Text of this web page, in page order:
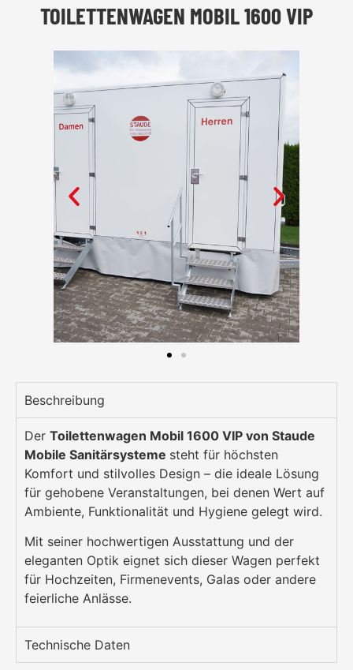
TOILETTENWAGEN MOBIL 1600 VIP
Beschreibung
Der Toilettenwagen Mobil 1600 VIP von Staude
Mobile Sanitärsysteme steht für höchsten
Komfort und stilvolles Design – die ideale Lösung
für gehobene Veranstaltungen, bei denen Wert auf
Ambiente, Funktionalität und Hygiene gelegt wird.
Mit seiner hochwertigen Ausstattung und der
eleganten Optik eignet sich dieser Wagen perfekt
für Hochzeiten, Firmenevents, Galas oder andere
feierliche Anlässe.
Technische Daten